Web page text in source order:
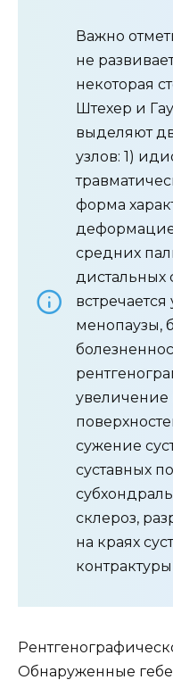
Важно
не
некоторая
Штехер и
выделяют
узлов: 1)
форма
средних
дистальных
менопаузы,
увеличение
сужение
суставных
склероз,
на краях
Обнаруженные